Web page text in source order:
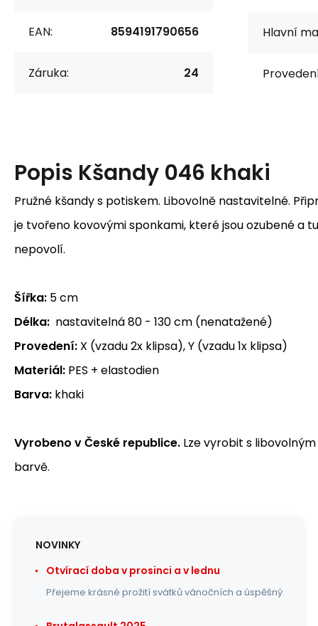
EAN: 8594191790656
Záruka: 24
Hlavní
Popis Kšandy 046 khaki
Pružné kšandy s potiskem. Libovolně nastavitelné.
je tvořeno kovovými sponkami, které jsou ozubené a
nepovolí.
Šířka: 5 cm
Délka: nastavitelná 80 - 130 cm (nenatažené)
Provedení: X (vzadu 2x klipsa), Y (vzadu 1x klipsa)
Materiál: PES + elastodien
Barva: khaki
Vyrobeno v České republice. Lze vyrobit s
barvě.
NOVINKY
Otvírací doba v prosinci a v lednu
Přejeme krásné prožití svátků vánočních a úspěšný